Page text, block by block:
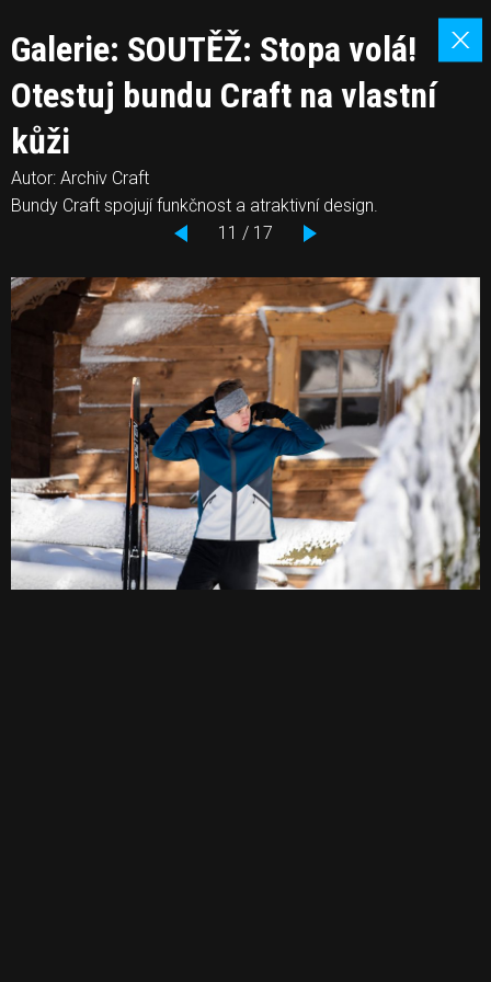
Galerie: SOUTĚŽ: Stopa volá!
Otestuj bundu Craft na vlastní
kůži
Autor: Archiv Craft
Bundy Craft spojují funkčnost a atraktivní design.
11 / 17